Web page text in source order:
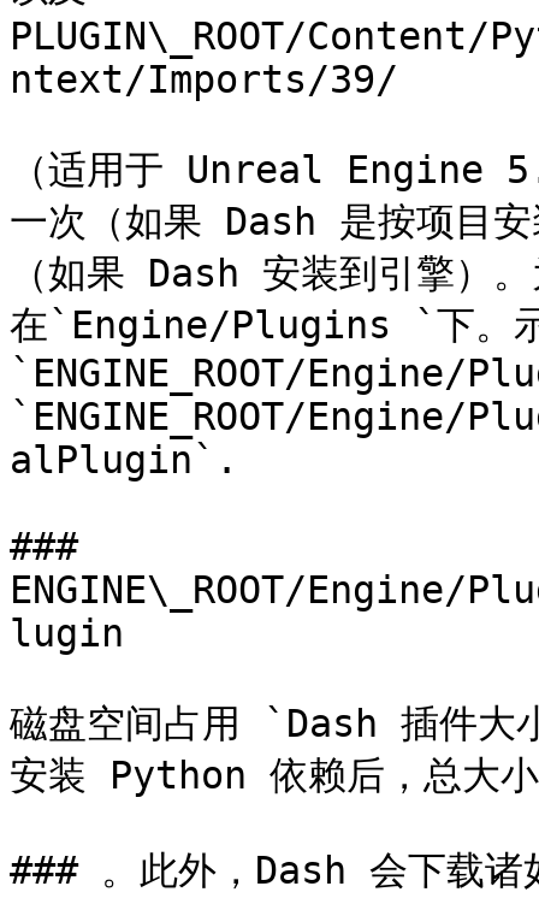
PLUGIN\_ROOT/
ntext/Imports/39/
（适用于 Unreal Engine
一次（如果 Dash 是按项目安
（如果 Dash 安装到引擎）
在`Engine/Plugins `下。
`ENGINE_ROOT/Engine/
`ENGINE_ROOT/Engine/
alPlugin`.
###
ENGINE\_ROOT/Engine/
lugin
磁盘空间占用 `Dash 插件大
安装 Python 依赖后，总大
### 。此外，Dash 会下载诸